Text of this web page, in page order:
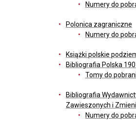
Numery do
Polonica zagraniczne
Numery do
Książki polskie
Bibliografia Polska
Tomy do
Bibliografia
Zawieszonych i
Numery do